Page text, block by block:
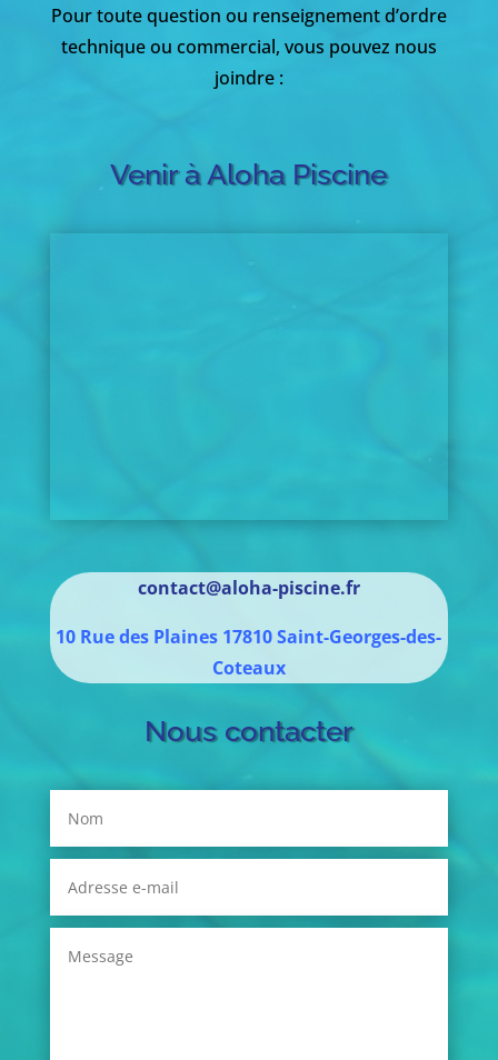
Pour toute question ou renseignement d’ordre
technique ou commercial, vous pouvez nous
joindre :
Venir à Aloha Piscine
contact@aloha-piscine.fr
10 Rue des Plaines 17810Saint-Georges-des-
Coteaux
Nous contacter